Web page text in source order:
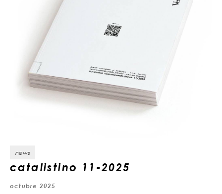
news
catalistino 11-2025
octubre 2025